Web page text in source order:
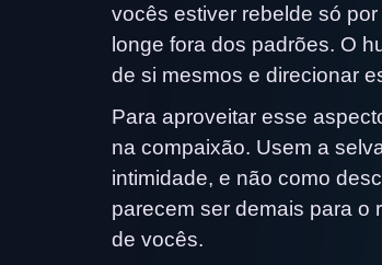
vocês estiver rebelde só
longe fora dos padrões. O
de si mesmos e direcionar
Para aproveitar esse
na compaixão. Usem a
intimidade, e não como
parecem ser demais para o
de vocês.